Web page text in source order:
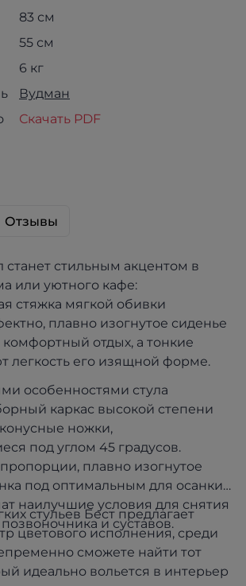
83 см
55 см
6 кг
Вудман
Скачать PDF
Отзывы
станет стильным акцентом в
или уютного кафе:
стяжка мягкой обивки
плавно изогнутое сиденье
комфортный отдых, а тонкие
легкость его изящной форме.
особенностями стула
каркас высокой степени
ножки,
под углом 45 градусов.
плавно изогнутое
под оптимальным для осанки
наилучшие условия для снятия
и суставов.
стульев Бест предлагает
цветового исполнения, среди
сможете найти тот
идеально вольется в интерьер